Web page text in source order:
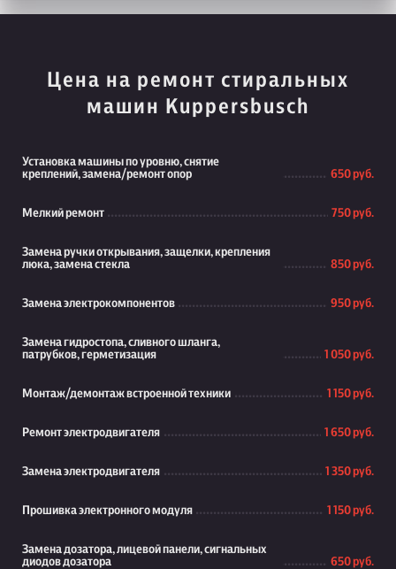
Цена на ремонт стиральных
машин Kuppersbusch
Установка машины по уровню, снятие
креплений, замена/ремонт опор
650 руб.
Мелкий ремонт 750 руб.
Замена ручки открывания, защелки, крепления
люка, замена стекла
850 руб.
Замена электрокомпонентов 950 руб.
Замена гидростопа, сливного шланга,
патрубков, герметизация
1 050 руб.
Монтаж/демонтаж встроенной техники 1 150 руб.
Ремонт электродвигателя 1 650 руб.
Замена электродвигателя 1 350 руб.
Прошивка электронного модуля 1 150 руб.
Замена дозатора, лицевой панели, сигнальных
диодов дозатора
650 руб.